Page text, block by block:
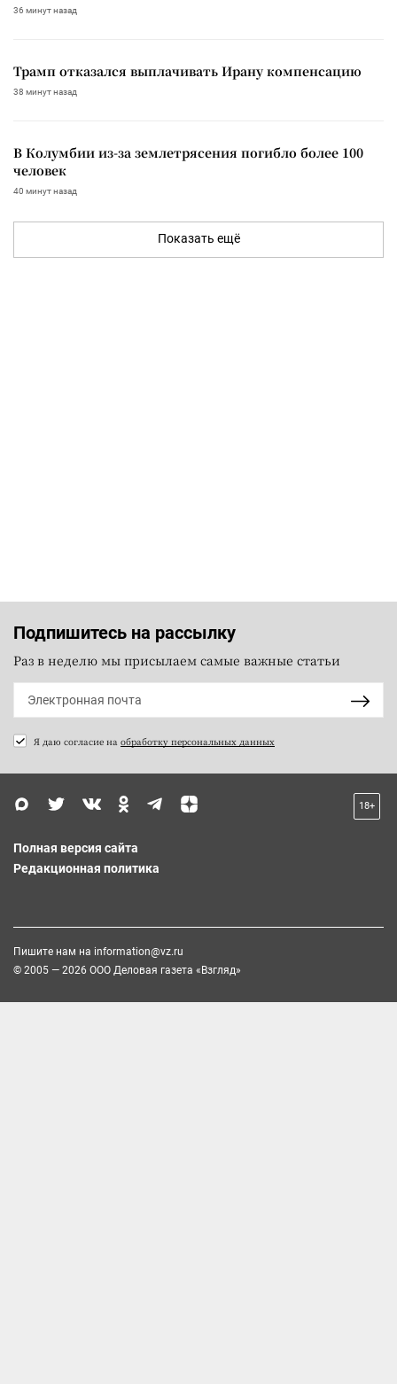
36 минут назад
Трамп отказался выплачивать Ирану компенсацию
38 минут назад
В Колумбии из-за землетрясения погибло более 100
человек
40 минут назад
Показать ещё
Подпишитесь на рассылку
Раз в неделю мы присылаем самые важные статьи
Я даю согласие на обработку персональных данных
18+
Полная версия сайта
Редакционная политика
Пишите нам на information@vz.ru
© 2005 — 2026 ООО Деловая газета «Взгляд»